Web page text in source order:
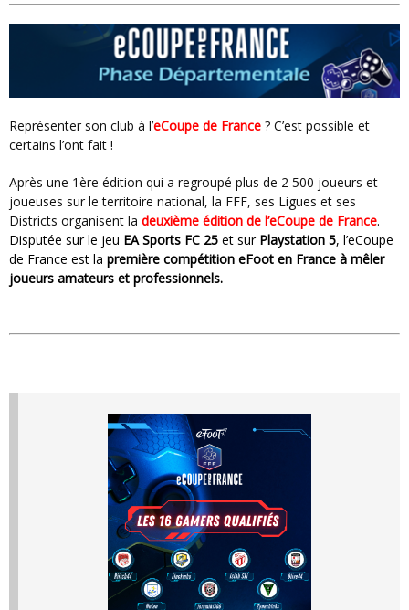
Représenter son club à l’eCoupe de France ? C’est possible et
certains l’ont fait !
Après une 1ère édition qui a regroupé plus de 2 500 joueurs et
joueuses sur le territoire national, la FFF, ses Ligues et ses
Districts organisent la deuxième édition de l’eCoupe de France.
Disputée sur le jeu EA Sports FC 25 et sur Playstation 5, l’eCoupe
de France est la première compétition eFoot en France à mêler
joueurs amateurs et professionnels.